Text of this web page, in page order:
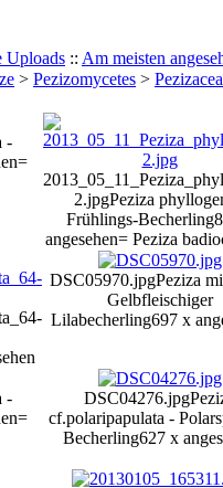
Uploads :: Am meisten
> Pezizomycetes >
-
=
2.jpgPeziza
Frühlings-Becherling
angesehen= Peziza
DSC05970.jpgPeziza
Gelbfleischiger
Lilabecherling697 x
-
=
DSC04276.jpg
cf.polaripapulata -
Becherling627 x